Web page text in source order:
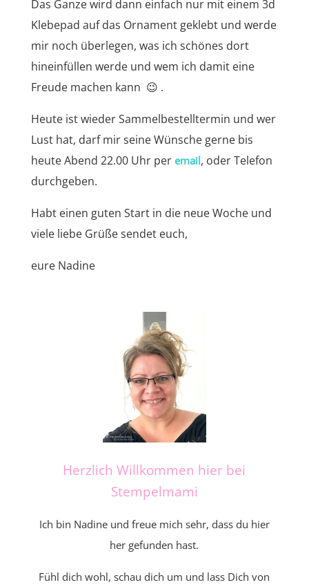
Das Ganze wird dann einfach nur mit einem 3d
Klebepad auf das Ornament geklebt und werde
mir noch überlegen, was ich schönes dort
hineinfüllen werde und wem ich damit eine
Freude machen kann 😉 .
Heute ist wieder Sammelbestelltermin und wer
Lust hat, darf mir seine Wünsche gerne bis
heute Abend 22.00 Uhr per email, oder Telefon
durchgeben.
Habt einen guten Start in die neue Woche und
viele liebe Grüße sendet euch,
eure Nadine
Herzlich Willkommen hier bei
Stempelmami
Ich bin Nadine und freue mich sehr, dass du hier
her gefunden hast.
Fühl dich wohl, schau dich um und lass Dich von